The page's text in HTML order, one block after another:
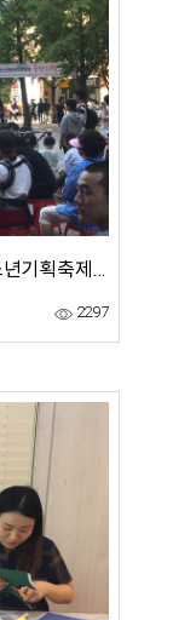
2018년 동아리연합회 꿀단지학교 청소년기획축제 활동사진
2297